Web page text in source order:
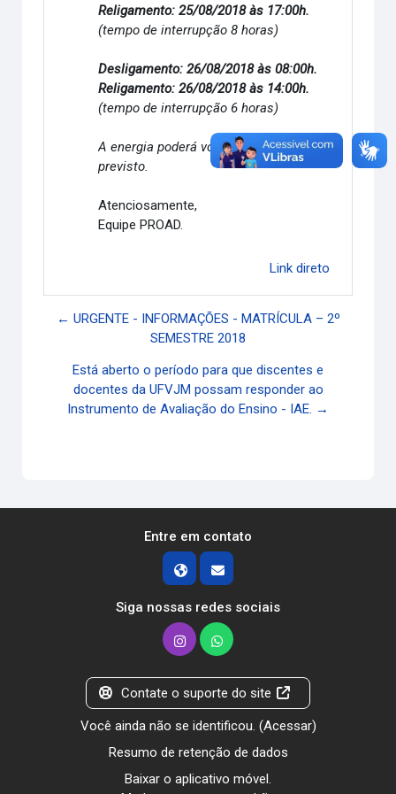
Religamento: 25/08/2018 às 17:00h.
(tempo de interrupção 8 horas)
Desligamento: 26/08/2018 às 08:00h.
Religamento: 26/08/2018 às 14:00h.
(tempo de interrupção 6 horas)
A energia poderá voltar antes do horário
previsto.
Atenciosamente,
Equipe PROAD.
Link direto
← URGENTE - INFORMAÇÕES - MATRÍCULA – 2º
SEMESTRE 2018
Está aberto o período para que discentes e
docentes da UFVJM possam responder ao
Instrumento de Avaliação do Ensino - IAE. →
Entre em contato
Siga nossas redes sociais
Contate o suporte do site
Você ainda não se identificou. (Acessar)
Resumo de retenção de dados
Baixar o aplicativo móvel.